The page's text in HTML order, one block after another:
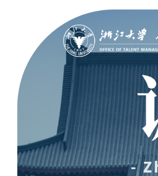
聚贤纳才
Jobs @ ZJU
招聘公告
加入我们